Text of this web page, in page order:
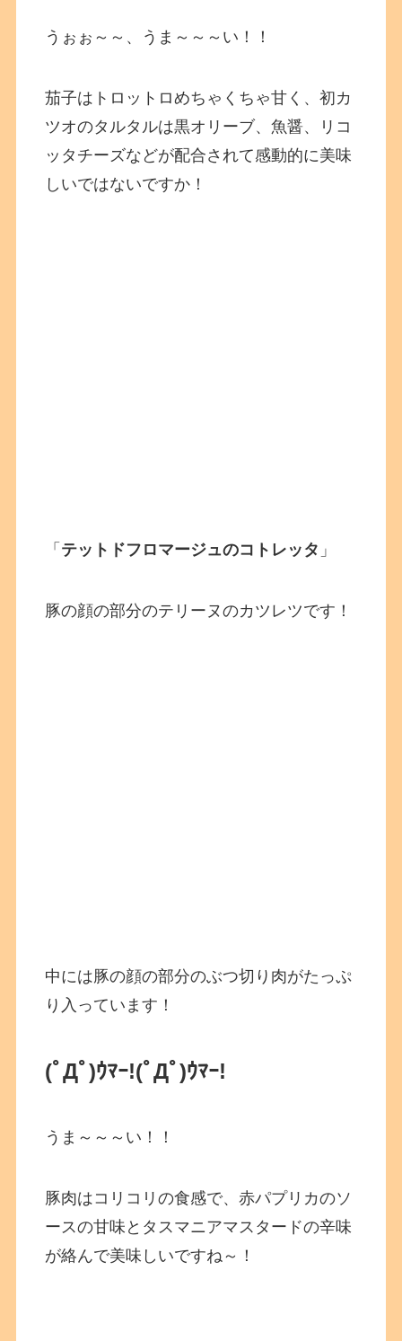
うぉぉ～～、うま～～～い！！
茄子はトロットロめちゃくちゃ甘く、初カ
ツオのタルタルは黒オリーブ、魚醤、リコ
ッタチーズなどが配合されて感動的に美味
しいではないですか！
「 テットドフロマージュのコトレッタ 」
豚の顔の部分のテリーヌのカツレツです！
中には豚の顔の部分のぶつ切り肉がたっぷ
り入っています！
(ﾟДﾟ)ｳﾏｰ!(ﾟДﾟ)ｳﾏｰ!
うま～～～い！！
豚肉はコリコリの食感で、赤パプリカのソ
ースの甘味とタスマニアマスタードの辛味
が絡んで美味しいですね～！